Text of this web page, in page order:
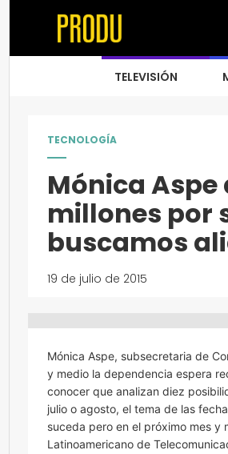
TELEVISIÓN
TECNOLOGÍA
Mónica Aspe
millones por
buscamos
19 de julio de 2015
Mónica Aspe, subsecretaria de
y medio la dependencia espera
conocer que analizan diez
julio o agosto, el tema de las
suceda pero en el próximo mes y
Latinoamericano de